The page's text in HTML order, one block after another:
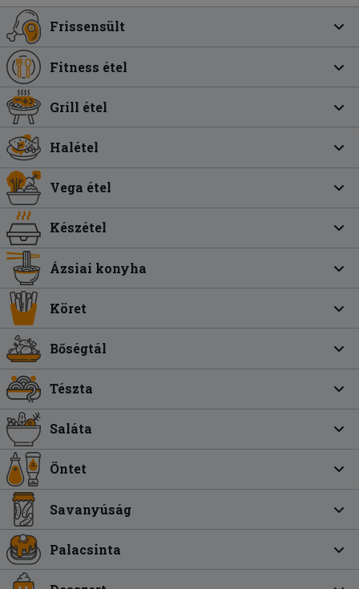
Frissensült
Fitness étel
Grill étel
Halétel
Vega étel
Készétel
Ázsiai konyha
Köret
Bőségtál
Tészta
Saláta
Öntet
Savanyúság
Palacsinta